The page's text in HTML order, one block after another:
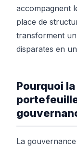
accompagnent
place de
transforment
disparates en
Pourquoi
La